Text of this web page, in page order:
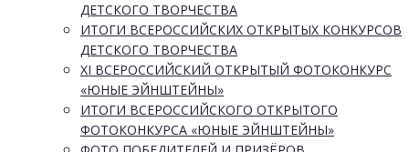
ДЕТСКОГО ТВОРЧЕСТВА
ИТОГИ ВСЕРОССИЙСКИХ ОТКРЫТЫХ КОНКУРСОВ
ДЕТСКОГО ТВОРЧЕСТВА
XI ВСЕРОССИЙСКИЙ ОТКРЫТЫЙ ФОТОКОНКУРС
«ЮНЫЕ ЭЙНШТЕЙНЫ»
ИТОГИ ВСЕРОССИЙСКОГО ОТКРЫТОГО
ФОТОКОНКУРСА «ЮНЫЕ ЭЙНШТЕЙНЫ»